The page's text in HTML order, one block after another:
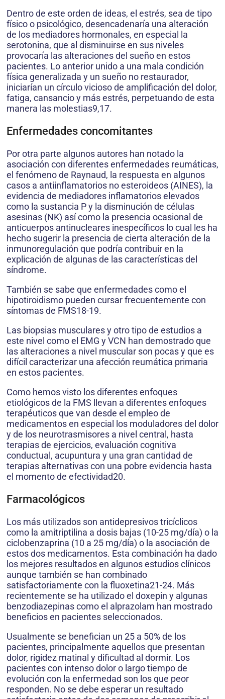
Dentro de este orden de ideas, el estrés, sea de tipo
físico o psicológico, desencadenaría una alteración
de los mediadores hormonales, en especial la
serotonina, que al disminuirse en sus niveles
provocaría las alteraciones del sueño en estos
pacientes. Lo anterior unido a una mala condición
física generalizada y un sueño no restaurador,
iniciarían un círculo vicioso de amplificación del dolor,
fatiga, cansancio y más estrés, perpetuando de esta
manera las molestias9,17.
Enfermedades concomitantes
Por otra parte algunos autores han notado la
asociación con diferentes enfermedades reumáticas,
el fenómeno de Raynaud, la respuesta en algunos
casos a antiinflamatorios no esteroideos (AINES), la
evidencia de mediadores inflamatorios elevados
como la sustancia P y la disminución de células
asesinas (NK) así como la presencia ocasional de
anticuerpos antinucleares inespecíficos lo cual les ha
hecho sugerir la presencia de cierta alteración de la
inmunoregulación que podría contribuir en la
explicación de algunas de las características del
síndrome.
También se sabe que enfermedades como el
hipotiroidismo pueden cursar frecuentemente con
síntomas de FMS18-19.
Las biopsias musculares y otro tipo de estudios a
este nivel como el EMG y VCN han demostrado que
las alteraciones a nivel muscular son pocas y que es
difícil caracterizar una afección reumática primaria
en estos pacientes.
Como hemos visto los diferentes enfoques
etiológicos de la FMS llevan a diferentes enfoques
terapéuticos que van desde el empleo de
medicamentos en especial los moduladores del dolor
y de los neurotrasmisores a nivel central, hasta
terapias de ejercicios, evaluación cognitiva
conductual, acupuntura y una gran cantidad de
terapias alternativas con una pobre evidencia hasta
el momento de efectividad20.
Farmacológicos
Los más utilizados son antidepresivos tricíclicos
como la amitriptilina a dosis bajas (10-25 mg/día) o la
ciclobenzaprina (10 a 25 mg/día) o la asociación de
estos dos medicamentos. Esta combinación ha dado
los mejores resultados en algunos estudios clínicos
aunque también se han combinado
satisfactoriamente con la fluoxetina21-24. Más
recientemente se ha utilizado el doxepin y algunas
benzodiazepinas como el alprazolam han mostrado
beneficios en pacientes seleccionados.
Usualmente se benefician un 25 a 50% de los
pacientes, principalmente aquellos que presentan
dolor, rigidez matinal y dificultad al dormir. Los
pacientes con intenso dolor o largo tiempo de
evolución con la enfermedad son los que peor
responden. No se debe esperar un resultado